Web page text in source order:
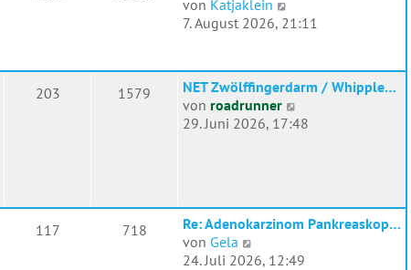
B
i
t
a
von Katjaklein
e
s
t
e
r
t
r
g
7. August 2026, 21:11
203 1579
NET Zwölffingerdarm / Whipple…
von roadrunner
e
e
r
29. Juni 2026, 17:48
117 718
Re: Adenokarzinom Pankreaskop…
von Gela
e
24. Juli 2026, 12:49